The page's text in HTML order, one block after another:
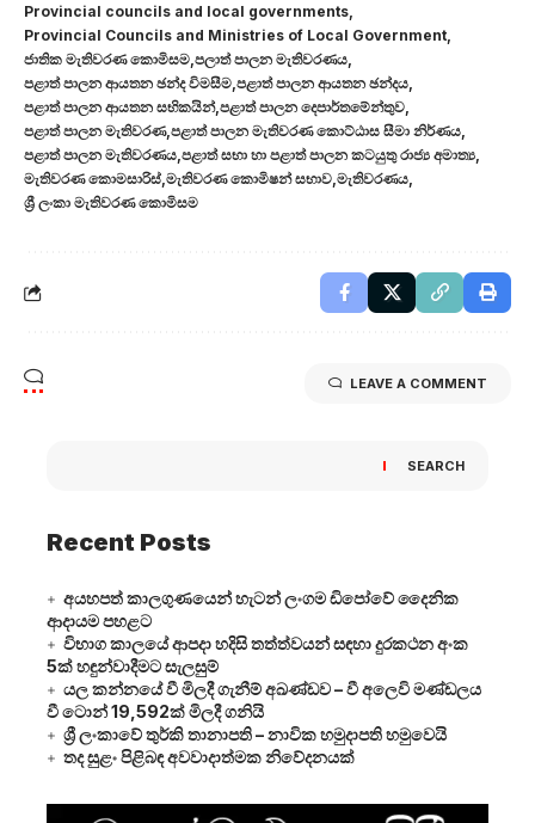
Provincial councils and local governments
Provincial Councils and Ministries of Local Government
ජාතික මැතිවරණ කොමිසම පලාත් පාලන මැතිවරණය
පළාත් පාලන ආයතන ඡන්ද විමසීම පළාත් පාලන ආයතන ඡන්දය
පළාත් පාලන ආයතන සභිකයින් පළාත් පාලන දෙපාර්තමේන්තුව
පළාත් පාලන මැතිවරණ පළාත් පාලන මැතිවරණ කොට්ඨාස සීමා නිර්ණය
පළාත් පාලන මැතිවරණය පළාත් සභා හා පළාත් පාලන කටයුතු රාජ්‍ය අමාත්‍ය
මැතිවරණ කොමසාරිස් මැතිවරණ කොමිෂන් සභාව මැතිවරණය
ශ්‍රී ලංකා මැතිවරණ කොමිසම
LEAVE A COMMENT
SEARCH
Recent Posts
අයහපත් කාලගුණයෙන් හැටන් ලංගම ඩිපෝවේ දෛනික
ආදායම පහළට
විභාග කාලයේ ආපදා හදිසි තත්ත්වයන් සඳහා දුරකථන අංක
5ක් හඳුන්වාදීමට සැලසුම්
යල කන්නයේ වී මිලදී ගැනීම් අඛණ්ඩව – වී අලෙවි මණ්ඩලය
වී ටොන් 19,592ක් මිලදී ගනියි
ශ්‍රී ලංකාවේ තුර්කි තානාපති – නාවික හමුදාපති හමුවෙයි
තද සුළං පිළිබඳ අවවාදාත්මක නිවේදනයක්